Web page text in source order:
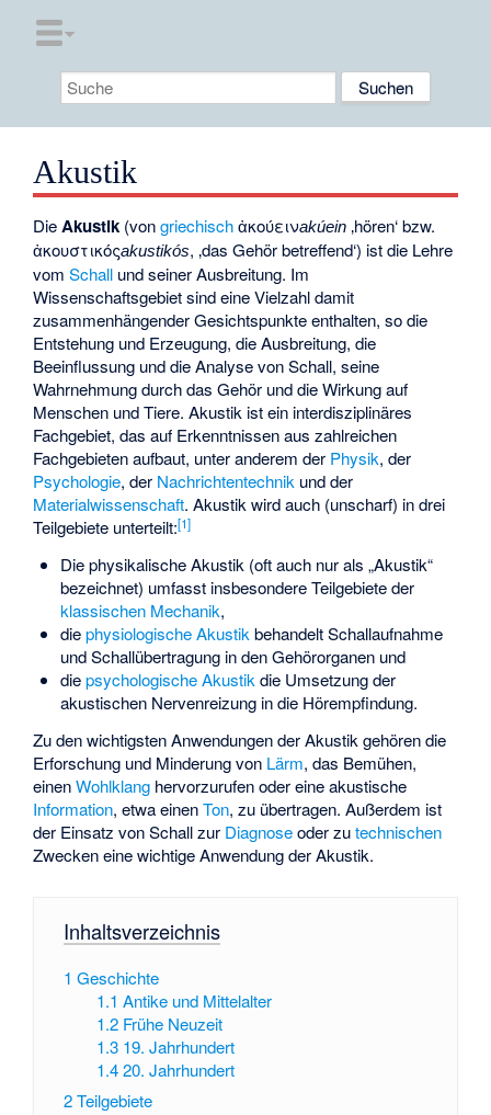
Akustik
DieAkustik (vongriechisch ἀκούεινakúein ‚hören‘ bzw.
ἀκουστικόςakustikós, ‚das Gehör betreffend‘) ist die Lehre
vomSchall und seiner Ausbreitung. Im
Wissenschaftsgebiet sind eine Vielzahl damit
zusammenhängender Gesichtspunkte enthalten, so die
Entstehung und Erzeugung, die Ausbreitung, die
Beeinflussung und die Analyse von Schall, seine
Wahrnehmung durch das Gehör und die Wirkung auf
Menschen und Tiere. Akustik ist ein interdisziplinäres
Fachgebiet, das auf Erkenntnissen aus zahlreichen
Fachgebieten aufbaut, unter anderem der Physik, der
Psychologie, der Nachrichtentechnik und der
Materialwissenschaft. Akustik wird auch (unscharf) in drei
Teilgebiete unterteilt:[1]
Diephysikalische Akustik (oft auch nur als „Akustik“
bezeichnet) umfasst insbesondere Teilgebiete der
klassischen Mechanik,
diephysiologische Akustik behandelt Schallaufnahme
und Schallübertragung in den Gehörorganen und
diepsychologische Akustik die Umsetzung der
akustischen Nervenreizung in die Hörempfindung.
Zu den wichtigsten Anwendungen der Akustik gehören die
Erforschung und Minderung von Lärm, das Bemühen,
einenWohlklang hervorzurufen oder eine akustische
Information, etwa einenTon, zu übertragen. Außerdem ist
der Einsatz von Schall zur Diagnoseoder zutechnischen
Zwecken eine wichtige Anwendung der Akustik.
Inhaltsverzeichnis
1 Geschichte
1.1 Antike und Mittelalter
1.2 Frühe Neuzeit
1.3 19. Jahrhundert
1.4 20. Jahrhundert
2Teilgebiete